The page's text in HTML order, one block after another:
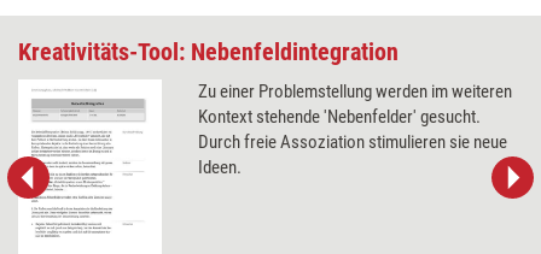
Kreativitäts-Tool: Nebenfeldintegration
Zu einer Problemstellung werden im weiteren
Kontext stehende 'Nebenfelder' gesucht.
Durch freie Assoziation stimulieren sie neue
Ideen.